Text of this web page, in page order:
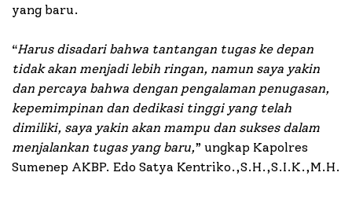
yang baru.
“Harus disadari bahwa tantangan tugas ke depan
tidak akan menjadi lebih ringan, namun saya yakin
dan percaya bahwa dengan pengalaman penugasan,
kepemimpinan dan dedikasi tinggi yang telah
dimiliki, saya yakin akan mampu dan sukses dalam
menjalankan tugas yang baru,” ungkap Kapolres
Sumenep AKBP. Edo Satya Kentriko.,S.H.,S.I.K.,M.H.